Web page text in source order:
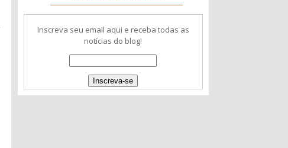
Inscreva seu email aqui e receba todas as
notícias do blog!